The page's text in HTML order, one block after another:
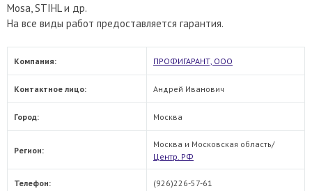
Mosa, STIHL и др.
На все виды работ предоставляется гарантия.
Компания: ПРОФИГАРАНТ, ООО
Контактное лицо: Андрей Иванович
Город: Москва
Регион:
Москва и Московская область/
Центр. РФ
Телефон: (926)226-57-61